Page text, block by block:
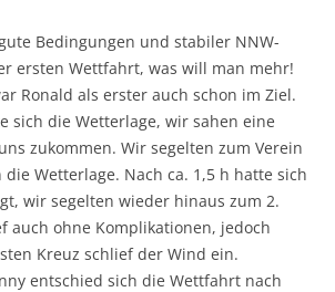
Bedingungen und stabiler NNW-
ersten Wettfahrt, was will man mehr!
Ronald als erster auch schon im Ziel.
sich die Wetterlage, wir sahen eine
zukommen. Wir segelten zum Verein
Wetterlage. Nach ca. 1,5 h hatte sich
wir segelten wieder hinaus zum 2.
auch ohne Komplikationen, jedoch
Kreuz schlief der Wind ein.
entschied sich die Wettfahrt nach